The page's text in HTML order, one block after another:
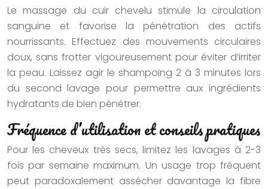
Le massage du cuir chevelu stimule la circulation
sanguine et favorise la pénétration des actifs
nourrissants. Effectuez des mouvements circulaires
doux, sans frotter vigoureusement pour éviter d’irriter
la peau. Laissez agir le shampoing 2 à 3 minutes lors
du second lavage pour permettre aux ingrédients
hydratants de bien pénétrer.
Fréquence d’utilisation et conseils pratiques
Pour les cheveux très secs, limitez les lavages à 2-3
fois par semaine maximum. Un usage trop fréquent
peut paradoxalement assécher davantage la fibre